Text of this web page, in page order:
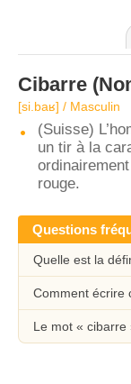
Cibarre
[si.baʁ] / Masculin
(Suisse)
un tir à la
rouge.
Questions
Quelle est la
Comment écrire
Le mot « cibarre